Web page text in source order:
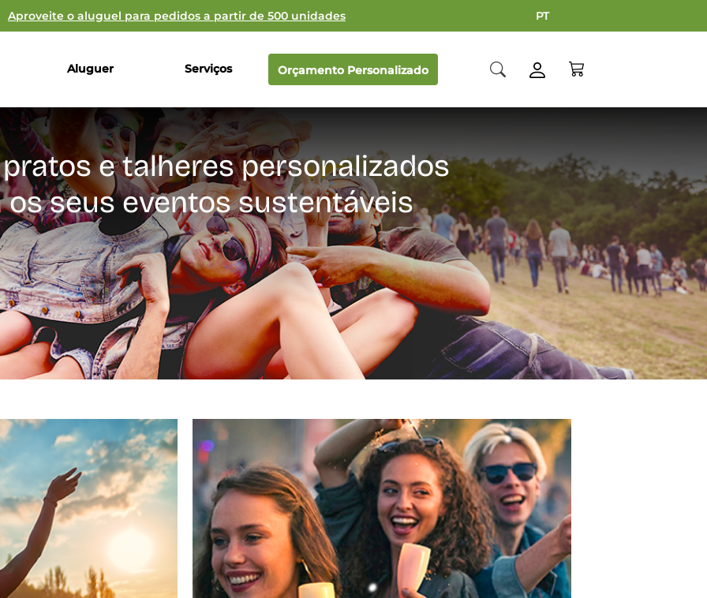
Aproveite o aluguel para pedidos a partir de 500 unidades PT
Aluguer Serviços Orçamento Personalizado
e talheres personalizados
os seus eventos sustentáveis